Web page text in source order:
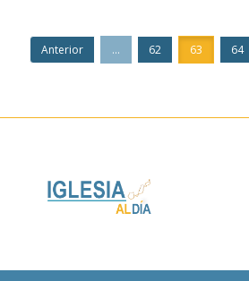
Anterior ... 62 63 64